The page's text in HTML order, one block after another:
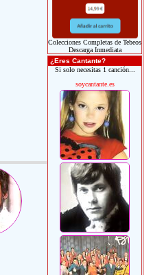
Colecciones Completas de Tebeos
Descarga Inmediata
¿Eres Cantante?
Si solo necesitas 1 canción...
soycantante.es